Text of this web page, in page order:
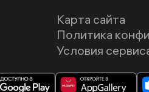
Карта сайта
Политика
Условия